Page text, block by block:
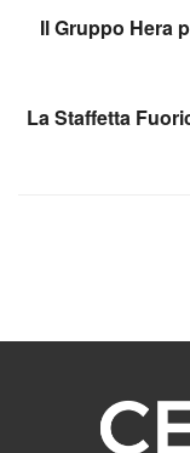
Il Gruppo Hera
La Staffetta